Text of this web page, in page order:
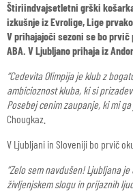
Štiriindvajsetletni grški
izkušnje iz Evrolige, Lige
V prihajajoči sezoni se bo
ABA. V Ljubljano prihaja iz
“Cedevita Olimpija je klub z
ambicioznost kluba, ki si
Posebej cenim zaupanje, ki mi
Chougkaz.
V Ljubljani in Sloveniji bo prvič
“Zelo sem navdušen! Ljubljana
življenjskem slogu in prijaznih